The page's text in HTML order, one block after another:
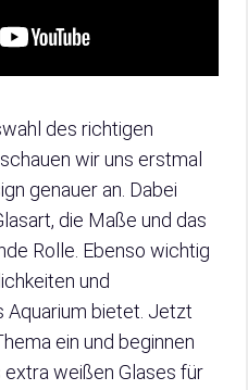
des richtigen
wir uns erstmal
genauer an. Dabei
die Maße und das
Rolle. Ebenso wichtig
und
Aquarium bietet. Jetzt
ein und beginnen
weißen Glases für